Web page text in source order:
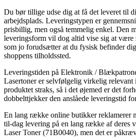
Du bør tillige udse dig at få det leveret til
arbejdsplads. Leveringstypen er
prisbillig, men også temmelig enkel. Den
leveringsform vil dog altid vise sig at være
som jo forudsætter at du fysisk befinder
shoppens tilholdssted.
Leveringstiden på Elektronik /
Lasertoner er selvfølgelig virkelig
produktet straks, så i det øjemed er det
dobbelttjekker den anslåede leveringstid
En lang række online butikker reklamerer
til-dag levering på en lang række af deres
Laser Toner (71B0040), men det er